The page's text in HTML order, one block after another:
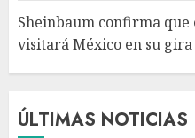
Sheinbaum confirma que
visitará México en su
ÚLTIMAS NOTICIAS
1